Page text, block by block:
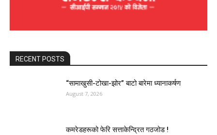
RECENT POSTS
“सामाखुसी-टोखा-झोर” बाटो बारेमा ध्यानाकर्षण
August 7, 2026
कमरेडहरूको फेरि सत्ताकेन्द्रित गठजोड !